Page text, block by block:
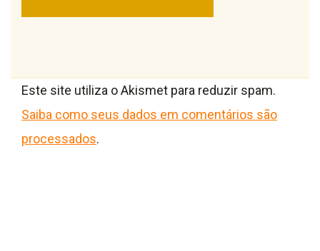
Este site utiliza o Akismet para reduzir spam.
Saiba como seus dados em comentários são
processados.